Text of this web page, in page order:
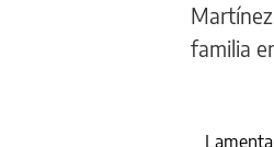
familia